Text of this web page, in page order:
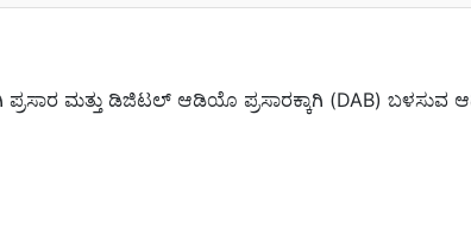
ಮತ್ತು ಡಿಜಿಟಲ್ ಆಡಿಯೊ ಪ್ರಸಾರಕ್ಕಾಗಿ (DAB) ಬಳಸುವ